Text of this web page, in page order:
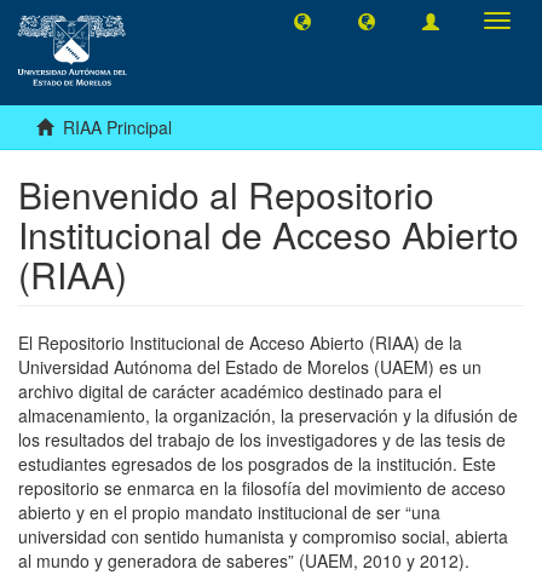
RIAA Principal
Bienvenido al Repositorio
Institucional de Acceso Abierto
(RIAA)
El Repositorio Institucional de Acceso Abierto (RIAA) de la
Universidad Autónoma del Estado de Morelos (UAEM) es un
archivo digital de carácter académico destinado para el
almacenamiento, la organización, la preservación y la difusión de
los resultados del trabajo de los investigadores y de las tesis de
estudiantes egresados de los posgrados de la institución. Este
repositorio se enmarca en la filosofía del movimiento de acceso
abierto y en el propio mandato institucional de ser “una
universidad con sentido humanista y compromiso social, abierta
al mundo y generadora de saberes” (UAEM, 2010 y 2012).